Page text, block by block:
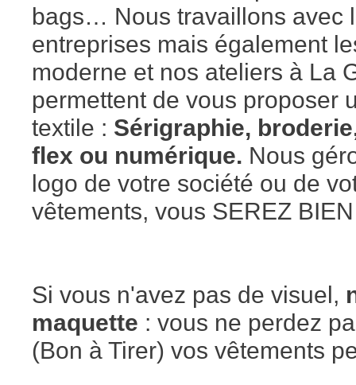
bags… Nous travaillons avec
entreprises mais également
moderne et nos ateliers à La
permettent de vous proposer
textile : Sérigraphie,
flex ou numérique. Nous
logo de votre société ou de
vêtements, vous SEREZ
Si vous n'avez pas de visuel,
maquette : vous ne perdez
(Bon à Tirer) vos vêtements